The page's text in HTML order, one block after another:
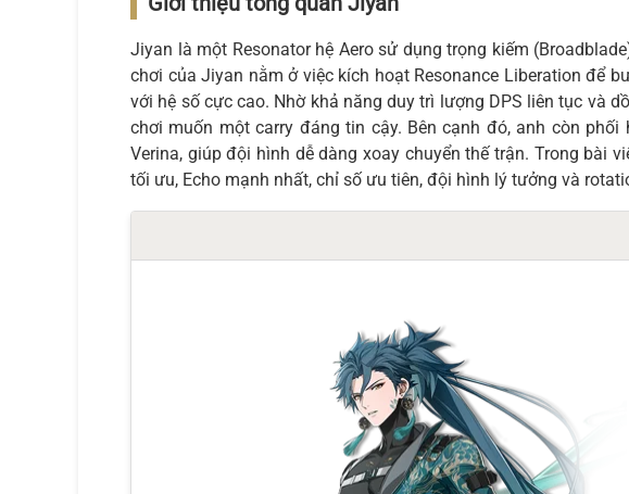
Jiyan là một Resonator hệ Aero sử dụng trọng kiếm
chơi của Jiyan nằm ở việc kích hoạt Resonance Liberation để
với hệ số cực cao. Nhờ khả năng duy trì lượng DPS liên tục và
chơi muốn một carry đáng tin cậy. Bên cạnh đó, anh còn
Verina, giúp đội hình dễ dàng xoay chuyển thế trận. Trong bài
tối ưu, Echo mạnh nhất, chỉ số ưu tiên, đội hình lý tưởng và